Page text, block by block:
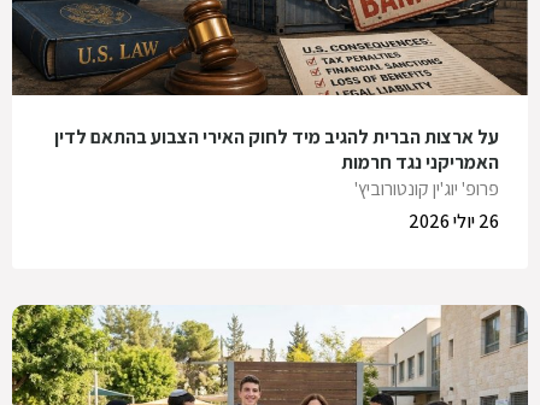
על ארצות הברית להגיב מיד לחוק האירי הצבוע בהתאם לדין
האמריקני נגד חרמות
פרופ' יוג'ין קונטורוביץ'
26 יולי 2026